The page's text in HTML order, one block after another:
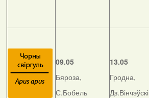
09.05
Бяроза,
С.Бобель
13.05
Гродна,
Дз.Вінчэўскі